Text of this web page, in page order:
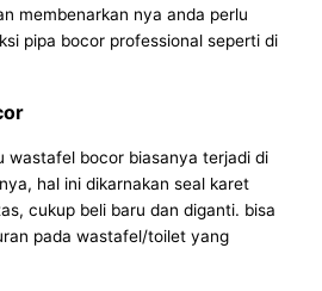
membenarkan nya anda perlu
pipa bocor professional seperti di
wastafel bocor biasanya terjadi di
hal ini dikarnakan seal karet
cukup beli baru dan diganti. bisa
pada wastafel/toilet yang